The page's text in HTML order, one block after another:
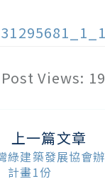
Post Views:
上一篇文章
綠建築發展協會
計畫1份